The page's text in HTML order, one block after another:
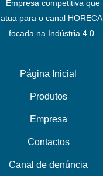
Empresa competitiva que
atua para o canal HORECA,
focada na Indústria 4.0.
Página Inicial
Produtos
Empresa
Contactos
Canal de denúncia